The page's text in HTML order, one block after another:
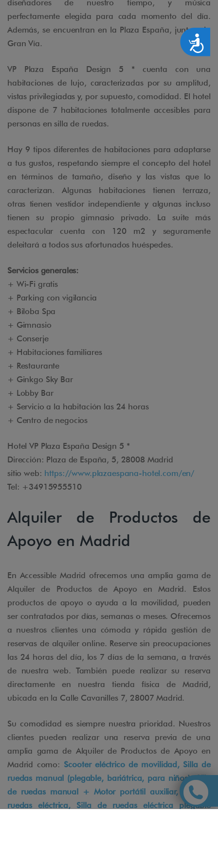
Accesibilidad
diseñadores de nuestro tiempo, y música
perfectamente elegida para cada momento del día.
Además, se encuentran en la Plaza España, junto a la
Gran Vía.
VP Plaza España Design 5 * cuenta con una
habitaciones de lujo, caracterizadas por su amplitud,
vistas privilegiadas y, por supuesto, comodidad. El hotel
dispone de 7 habitaciones totalmente accesibles para
personas en silla de ruedas.
Hay 9 tipos diferentes de habitaciones para adaptarse
a tus gustos, respetando siempre el concepto del hotel
en términos de tamaño, diseño y las vistas que lo
caracterizan. Algunas habitaciones tienen terraza,
otras tienen vestidor independiente y algunas incluso
tienen su propio gimnasio privado. La suite más
espectacular cuenta con 120 m2 y seguramente
deleitará a todos sus afortunados huéspedes.
Servicios generales:
+ Wi-Fi gratis
+ Parking con vigilancia
+ Biloba Spa
+ Gimnasio
+ Conserje
+ Habitaciones familiares
+ Restaurante
+ Ginkgo Sky Bar
+ Lobby Bar
+ Servicio a la habitación las 24 horas
+ Centro de negocios
Hotel VP Plaza España Design 5 *
Dirección: Plaza de España, 5, 28008 Madrid
sitio web: https://www.plazaespana-hotel.com/en/
Tel: +34915955510
Alquiler de Productos de
Apoyo en Madrid
En Accessible Madrid ofrecemos una amplia gama de
Alquiler de Productos de Apoyo en Madrid. Estos
productos de apoyo o ayuda a la movilidad, pueden
ser contratados por días, semanas o meses. Ofrecemos
a nuestros clientes una cómoda y rápida gestión de
reservas de alquiler online. Reserve sin preocupaciones
las 24 horas del día, los 7 días de la semana, a través
de nuestra web. También puede realizar su reserva
directamente en nuestra tienda física de Madrid,
ubicada en la Calle Cavanilles 7, 28007 Madrid.
Su comodidad es siempre nuestra prioridad. Nuestros
clientes pueden realizar una reserva previa de una
amplia gama de Alquiler de Productos de Apoyo en
Madrid como: Scooter eléctrico de movilidad, Silla de
ruedas manual (plegable, bariátrica, para niños), Silla
de ruedas manual + Motor portátil auxiliar, Silla de
ruedas eléctrica, Silla de ruedas eléctrica plegable